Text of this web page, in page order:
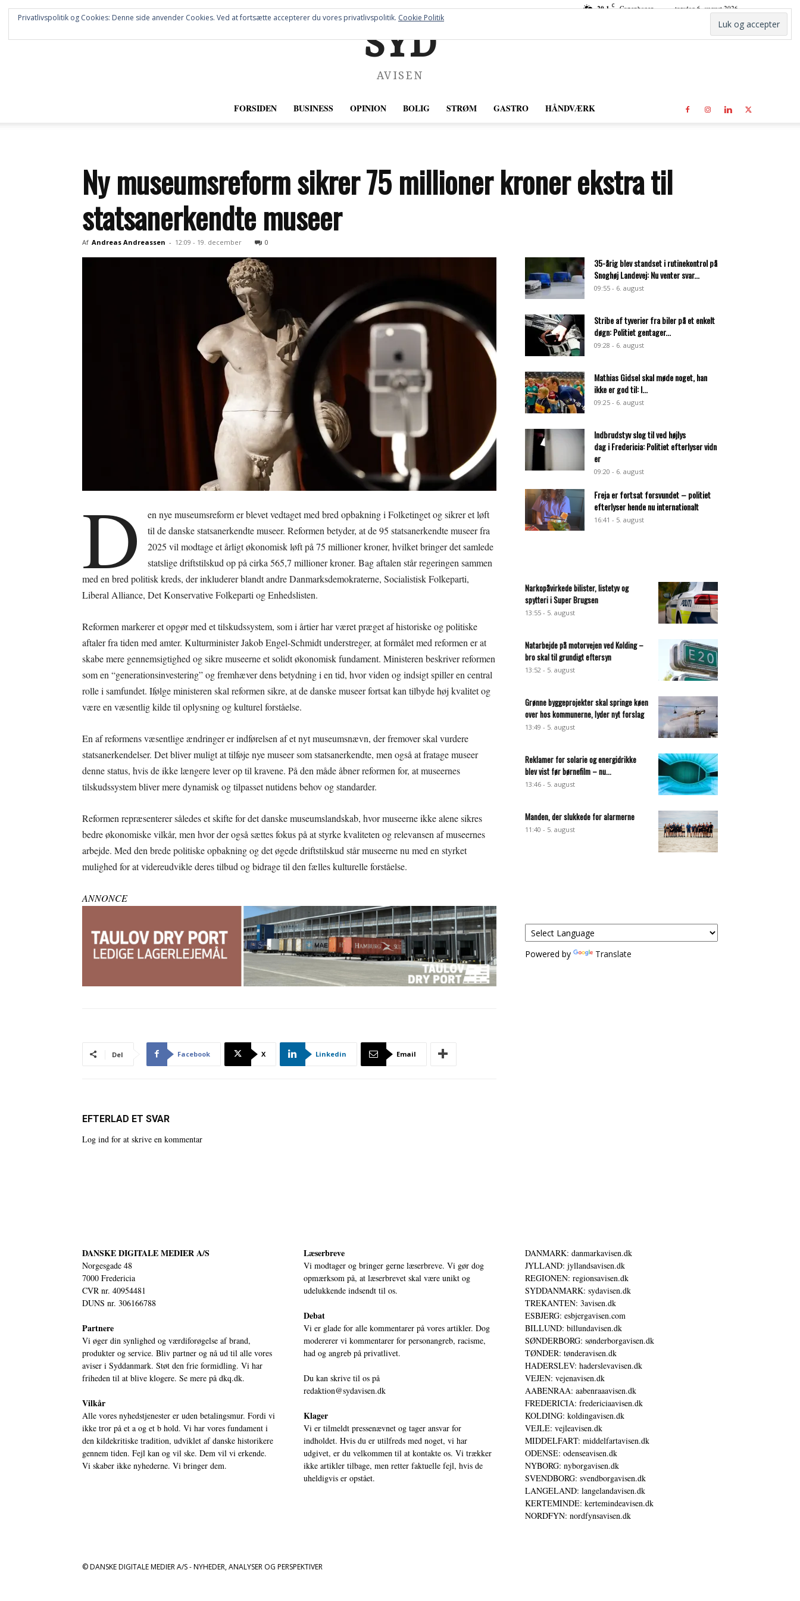
20.1 C Copenhagen torsdag 6. august 2026
SYD
AVISEN
FORSIDEN BUSINESS OPINION BOLIG STRØM GASTRO HÅNDVÆRK
Ny museumsreform sikrer 75 millioner kroner ekstra til
statsanerkendte museer
Af Andreas Andreassen - 12:09 - 19. december 0
D
en nye museumsreform er blevet vedtaget med bred opbakning i Folketinget og sikrer et løft
til de danske statsanerkendte museer. Reformen betyder, at de 95 statsanerkendte museer fra
2025 vil modtage et årligt økonomisk løft på 75 millioner kroner, hvilket bringer det samlede
statslige driftstilskud op på cirka 565,7 millioner kroner. Bag aftalen står regeringen sammen
med en bred politisk kreds, der inkluderer blandt andre Danmarksdemokraterne, Socialistisk Folkeparti,
Liberal Alliance, Det Konservative Folkeparti og Enhedslisten.
Reformen markerer et opgør med et tilskudssystem, som i årtier har været præget af historiske og politiske
aftaler fra tiden med amter. Kulturminister Jakob Engel-Schmidt understreger, at formålet med reformen er at
skabe mere gennemsigtighed og sikre museerne et solidt økonomisk fundament. Ministeren beskriver reformen
som en “generationsinvestering” og fremhæver dens betydning i en tid, hvor viden og indsigt spiller en central
rolle i samfundet. Ifølge ministeren skal reformen sikre, at de danske museer fortsat kan tilbyde høj kvalitet og
være en væsentlig kilde til oplysning og kulturel forståelse.
En af reformens væsentlige ændringer er indførelsen af et nyt museumsnævn, der fremover skal vurdere
statsanerkendelser. Det bliver muligt at tilføje nye museer som statsanerkendte, men også at fratage museer
denne status, hvis de ikke længere lever op til kravene. På den måde åbner reformen for, at museernes
tilskudssystem bliver mere dynamisk og tilpasset nutidens behov og standarder.
Reformen repræsenterer således et skifte for det danske museumslandskab, hvor museerne ikke alene sikres
bedre økonomiske vilkår, men hvor der også sættes fokus på at styrke kvaliteten og relevansen af museernes
arbejde. Med den brede politiske opbakning og det øgede driftstilskud står museerne nu med en styrket
mulighed for at videreudvikle deres tilbud og bidrage til den fælles kulturelle forståelse.
ANNONCE
Del Facebook X Linkedin Email
EFTERLAD ET SVAR
Log ind for at skrive en kommentar
35-årig blev standset i rutinekontrol på
Snoghøj Landevej: Nu venter svar...
09:55 - 6. august
Stribe af tyverier fra biler på et enkelt
døgn: Politiet gentager...
09:28 - 6. august
Mathias Gidsel skal møde noget, han
ikke er god til: I...
09:25 - 6. august
Indbrudstyv slog til ved højlys
dag i Fredericia: Politiet efterlyser vidn
er
09:20 - 6. august
Freja er fortsat forsvundet – politiet
efterlyser hende nu internationalt
16:41 - 5. august
Narkopåvirkede bilister, listetyv og
spytteri i Super Brugsen
13:55 - 5. august
Natarbejde på motorvejen ved Kolding –
bro skal til grundigt eftersyn
13:52 - 5. august
Grønne byggeprojekter skal springe køen
over hos kommunerne, lyder nyt forslag
13:49 - 5. august
Reklamer for solarie og energidrikke
blev vist før børnefilm – nu...
13:46 - 5. august
Manden, der slukkede for alarmerne
11:40 - 5. august
Powered by Translate
DANSKE DIGITALE MEDIER A/S
Norgesgade 48
7000 Fredericia
CVR nr. 40954481
DUNS nr. 306166788
Partnere
Vi øger din synlighed og værdiforøgelse af brand,
produkter og service. Bliv partner og nå ud til alle vores
aviser i Syddanmark. Støt den frie formidling. Vi har
friheden til at blive klogere. Se mere på dkq.dk.
Vilkår
Alle vores nyhedstjenester er uden betalingsmur. Fordi vi
ikke tror på et a og et b hold. Vi har vores fundament i
den kildekritiske tradition, udviklet af danske historikere
gennem tiden. Fejl kan og vil ske. Dem vil vi erkende.
Vi skaber ikke nyhederne. Vi bringer dem.
Læserbreve
Vi modtager og bringer gerne læserbreve. Vi gør dog
opmærksom på, at læserbrevet skal være unikt og
udelukkende indsendt til os.
Debat
Vi er glade for alle kommentarer på vores artikler. Dog
modererer vi kommentarer for personangreb, racisme,
had og angreb på privatlivet.
Du kan skrive til os på
redaktion@sydavisen.dk
Klager
Vi er tilmeldt pressenævnet og tager ansvar for
indholdet. Hvis du er utilfreds med noget, vi har
udgivet, er du velkommen til at kontakte os. Vi trækker
ikke artikler tilbage, men retter faktuelle fejl, hvis de
uheldigvis er opstået.
DANMARK: danmarkavisen.dk
JYLLAND: jyllandsavisen.dk
REGIONEN: regionsavisen.dk
SYDDANMARK: sydavisen.dk
TREKANTEN: 3avisen.dk
ESBJERG: esbjergavisen.com
BILLUND: billundavisen.dk
SØNDERBORG: sønderborgavisen.dk
TØNDER: tønderavisen.dk
HADERSLEV: haderslevavisen.dk
VEJEN: vejenavisen.dk
AABENRAA: aabenraaavisen.dk
FREDERICIA: fredericiaavisen.dk
KOLDING: koldingavisen.dk
VEJLE: vejleavisen.dk
MIDDELFART: middelfartavisen.dk
ODENSE: odenseavisen.dk
NYBORG: nyborgavisen.dk
SVENDBORG: svendborgavisen.dk
LANGELAND: langelandavisen.dk
KERTEMINDE: kertemindeavisen.dk
NORDFYN: nordfynsavisen.dk
© DANSKE DIGITALE MEDIER A/S - NYHEDER, ANALYSER OG PERSPEKTIVER
Privatlivspolitik og Cookies: Denne side anvender Cookies. Ved at fortsætte accepterer du vores privatlivspolitik. Cookie Politik